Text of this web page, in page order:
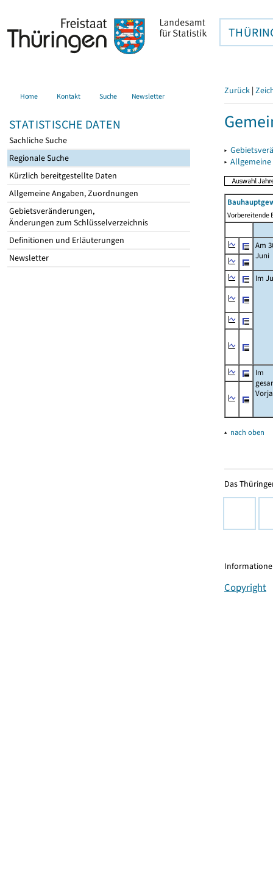
Home Kontakt Suche Newsletter
STATISTISCHE DATEN
Sachliche Suche
Regionale Suche
Kürzlich bereitgestellte Daten
Allgemeine Angaben, Zuordnungen
Gebietsveränderungen,
Änderungen zum Schlüsselverzeichnis
Definitionen und Erläuterungen
Newsletter
Zurück |
▸
▸
Vorbereitende
Am
Juni
Im
Im
▴ nach oben
Das
Copyright